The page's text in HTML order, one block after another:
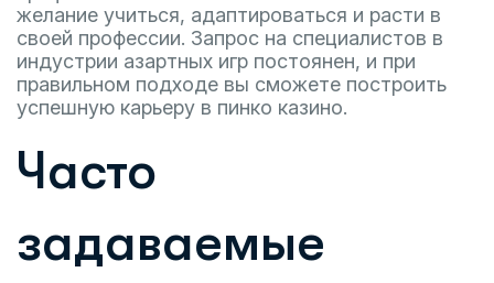
желание учиться, адаптироваться и расти в
своей профессии. Запрос на специалистов в
индустрии азартных игр постоянен, и при
правильном подходе вы сможете построить
успешную карьеру в пинко казино.
Часто
задаваемые